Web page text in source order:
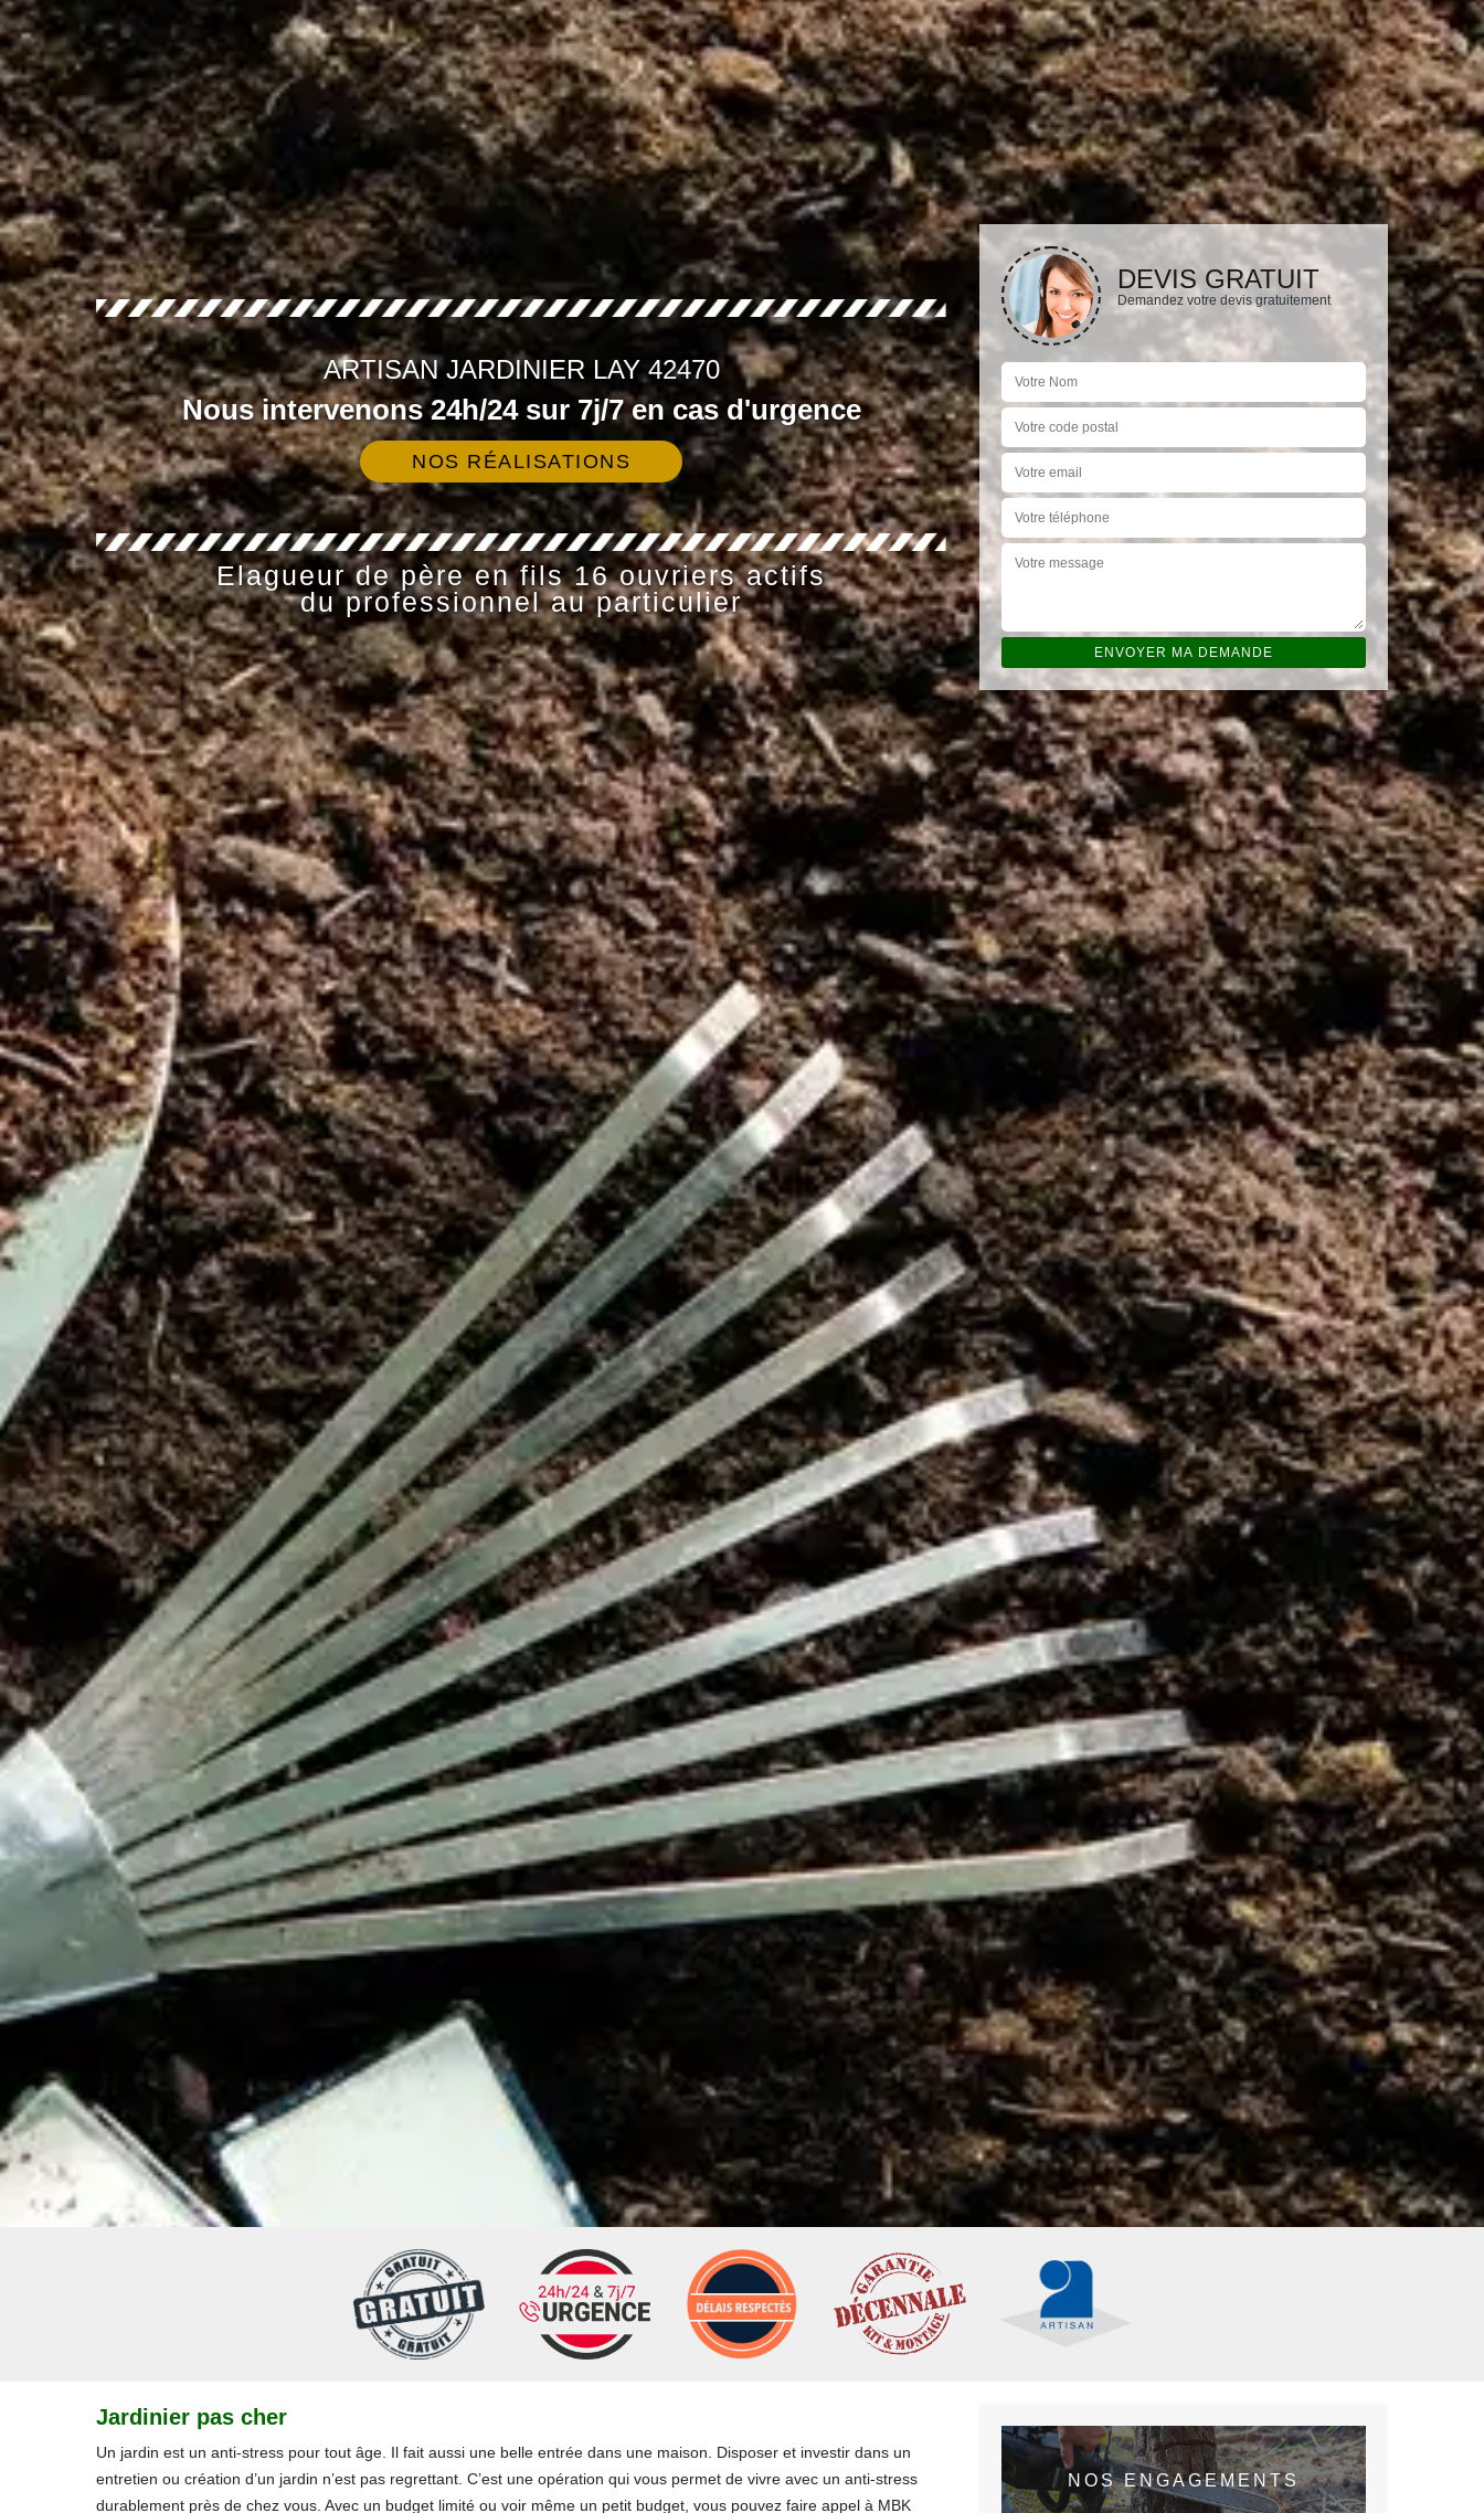
ARTISAN JARDINIER LAY 42470
Nous intervenons 24h/24 sur 7j/7 en cas d'urgence
NOS RÉALISATIONS
Elagueur de père en fils 16 ouvriers actifs
du professionnel au particulier
DEVIS GRATUIT
Demandez votre devis gratuitement
Jardinier pas cher
Un jardin est un anti-stress pour tout âge. Il fait aussi une belle entrée dans une maison. Disposer et investir dans un
entretien ou création d’un jardin n’est pas regrettant. C’est une opération qui vous permet de vivre avec un anti-stress
durablement près de chez vous. Avec un budget limité ou voir même un petit budget, vous pouvez faire appel à MBK
NOS ENGAGEMENTS